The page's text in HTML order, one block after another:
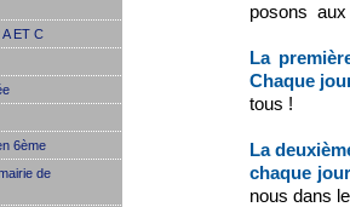
posons aux
La
Chaque
tous !
La
chaque
nous dans
ET C
6ème
de